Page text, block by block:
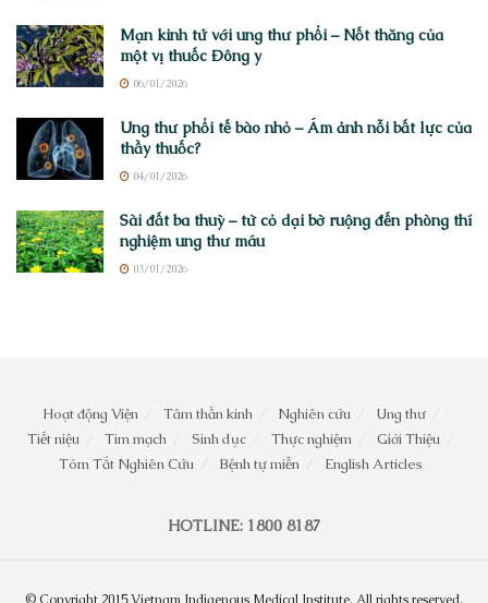
Mạn kinh tử với ung thư phổi – Nốt thăng của
một vị thuốc Đông y
06/01/2026
Ung thư phổi tế bào nhỏ – Ám ảnh nỗi bất lực của
thầy thuốc?
04/01/2026
Sài đất ba thuỳ – từ cỏ dại bờ ruộng đến phòng thí
nghiệm ung thư máu
03/01/2026
Hoạt động Viện Tâm thần kinh Nghiên cứu
Ung thư
Tiết niệu
Tim mạch Sinh dục Thực nghiệm
Giới Thiệu
Tóm Tắt Nghiên Cứu
Bệnh tự miễn English Articles
HOTLINE: 1800 8187